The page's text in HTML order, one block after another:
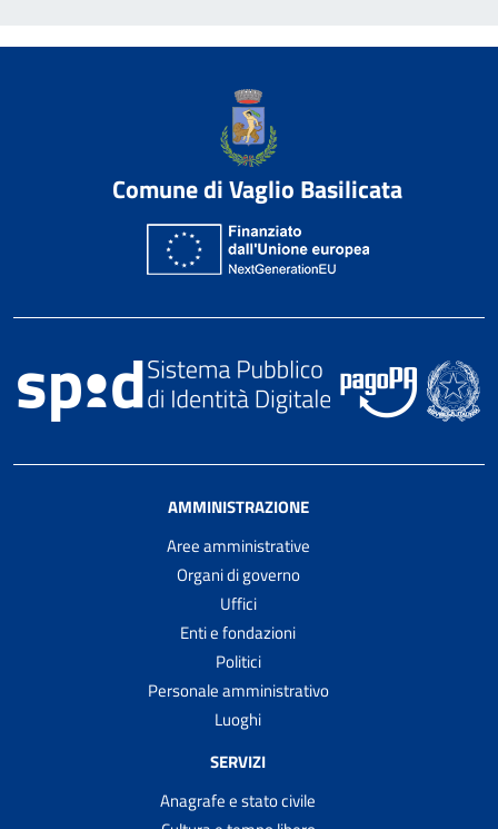
Comune di Vaglio Basilicata
AMMINISTRAZIONE
Aree amministrative
Organi di governo
Uffici
Enti e fondazioni
Politici
Personale amministrativo
Luoghi
SERVIZI
Anagrafe e stato civile